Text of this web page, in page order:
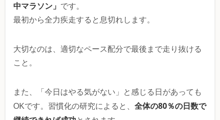
中マラソン」 です。
最初から全力疾走すると息切れします。
大切なのは、適切なペース配分で最後まで走り抜ける
こと。
また、「今日はやる気がない」と感じる日があっても
OKです。習慣化の研究によると、 全体の80％の日数で